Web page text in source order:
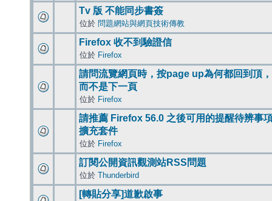
Tv 版 不能同步書簽
位於 問題網站與網頁技術傳教
Firefox 收不到驗證信
位於 Firefox
請問流覽網頁時，按page up為何都回到頂，
而不是下一頁
位於 Firefox
請推薦 Firefox 56.0 之後可用的提醒待辨事
擴充套件
位於 Firefox
訂閱公開資訊觀測站RSS問題
位於 Thunderbird
[轉貼分享]道歉啟事